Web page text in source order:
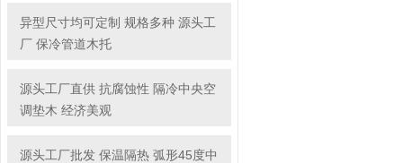
异型尺寸均可定制 规格多种 源头工
厂 保冷管道木托
源头工厂直供 抗腐蚀性 隔冷中央空
调垫木 经济美观
源头工厂批发 保温隔热 弧形45度中